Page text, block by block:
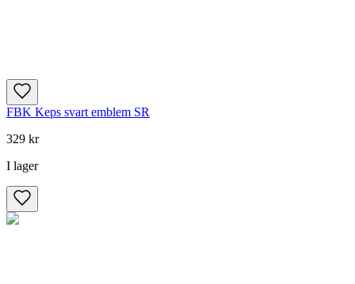
FBK Keps svart emblem SR
329 kr
I lager